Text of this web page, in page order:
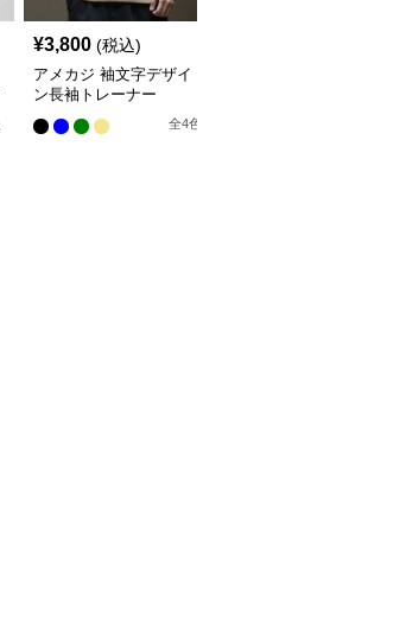
¥3,800 (税込)
アメカジ 袖文字デザイ
ン長袖トレーナー
全4色